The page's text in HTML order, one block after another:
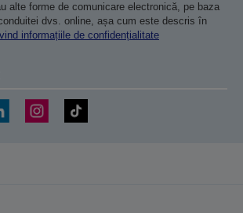
alte forme de comunicare electronică, pe baza
dvs. online, așa cum este descris în
informațiile de confidențialitate